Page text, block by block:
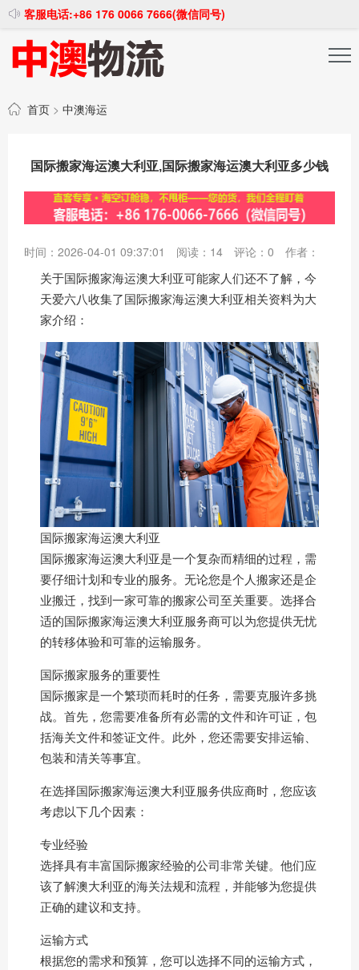
客服电话:+86 176 0066 7666(微信同号)
首页 > 中澳海运
国际搬家海运澳大利亚,国际搬家海运澳大利亚多少钱
时间：2026-04-01 09:37:01 阅读： 14 评论： 0 作者：
关于国际搬家海运澳大利亚可能家人们还不了解，今
天爱六八收集了国际搬家海运澳大利亚相关资料为大
家介绍：
国际搬家海运澳大利亚
国际搬家海运澳大利亚是一个复杂而精细的过程，需
要仔细计划和专业的服务。无论您是个人搬家还是企
业搬迁，找到一家可靠的搬家公司至关重要。选择合
适的国际搬家海运澳大利亚服务商可以为您提供无忧
的转移体验和可靠的运输服务。
国际搬家服务的重要性
国际搬家是一个繁琐而耗时的任务，需要克服许多挑
战。首先，您需要准备所有必需的文件和许可证，包
括海关文件和签证文件。此外，您还需要安排运输、
包装和清关等事宜。
在选择国际搬家海运澳大利亚服务供应商时，您应该
考虑以下几个因素：
专业经验
选择具有丰富国际搬家经验的公司非常关键。他们应
该了解澳大利亚的海关法规和流程，并能够为您提供
正确的建议和支持。
运输方式
根据您的需求和预算，您可以选择不同的运输方式，